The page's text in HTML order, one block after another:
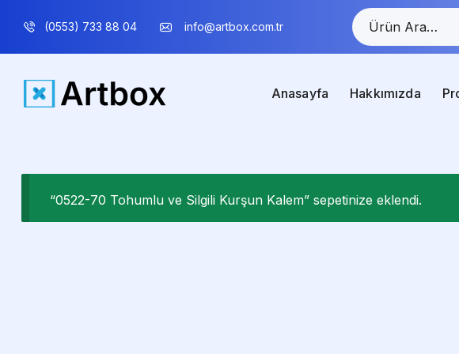
(0553) 733 88 04 info@artbox.com.tr
Anasayfa Hakkımızda
“0522-70 Tohumlu ve Silgili Kurşun Kalem” sepetinize eklendi.